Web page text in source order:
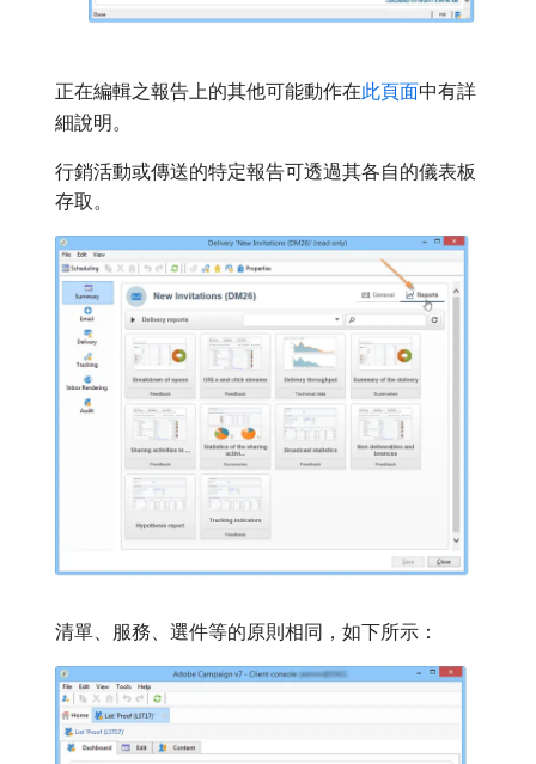
正在編輯之報告上的其他可能動作在此頁面中有詳
細說明。
行銷活動或傳送的特定報告可透過其各自的儀表板
存取。
清單、服務、選件等的原則相同，如下所示：